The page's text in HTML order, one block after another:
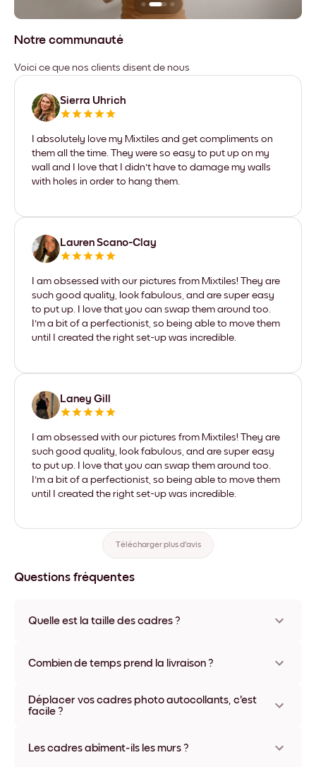
Notre communauté
Voici ce que nos clients disent de nous
Sierra Uhrich
I absolutely love my Mixtiles and get compliments on
them all the time. They were so easy to put up on my
wall and I love that I didn't have to damage my walls
with holes in order to hang them.
Lauren Scano-Clay
I am obsessed with our pictures from Mixtiles! They are
such good quality, look fabulous, and are super easy
to put up. I love that you can swap them around too.
I'm a bit of a perfectionist, so being able to move them
until I created the right set-up was incredible.
Laney Gill
I am obsessed with our pictures from Mixtiles! They are
such good quality, look fabulous, and are super easy
to put up. I love that you can swap them around too.
I'm a bit of a perfectionist, so being able to move them
until I created the right set-up was incredible.
Télécharger plus d'avis
Questions fréquentes
Quelle est la taille des cadres ?
matériaux et coloris disponibles, y compris sans cadre ou en
Combien de temps prend la livraison ?
généralement une semaine. Livraison express possible dans
certains pays. Un numéro de suivi accompagne chaque
Déplacer vos cadres photo autocollants, c'est
facile ?
l'infini, sans abîmer vos murs.
Les cadres abîment-ils les murs ?